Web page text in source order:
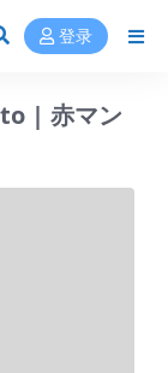
登录
| 赤マン